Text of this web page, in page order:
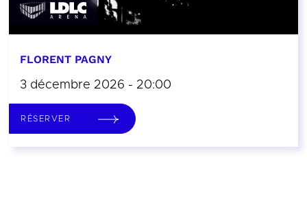
FLORENT PAGNY
3 décembre 2026 - 20:00
RÉSERVER